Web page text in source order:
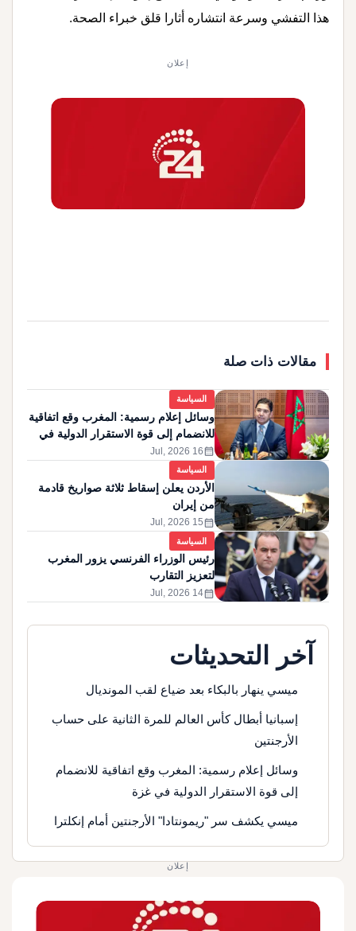
هذا التفشي وسرعة انتشاره أثارا قلق خبراء الصحة.
إعلان
مقالات ذات صلة
السياسة
وسائل إعلام رسمية: المغرب وقع اتفاقية
للانضمام إلى قوة الاستقرار الدولية في
غزة
calendar_month
16 Jul, 2026
السياسة
الأردن يعلن إسقاط ثلاثة صواريخ قادمة
من إيران
calendar_month
15 Jul, 2026
السياسة
رئيس الوزراء الفرنسي يزور المغرب
لتعزيز التقارب
calendar_month
14 Jul, 2026
آخر التحديثات
ميسي ينهار بالبكاء بعد ضياع لقب المونديال
إسبانيا أبطال كأس العالم للمرة الثانية على حساب
الأرجنتين
وسائل إعلام رسمية: المغرب وقع اتفاقية للانضمام
إلى قوة الاستقرار الدولية في غزة
ميسي يكشف سر "ريمونتادا" الأرجنتين أمام إنكلترا
إعلان